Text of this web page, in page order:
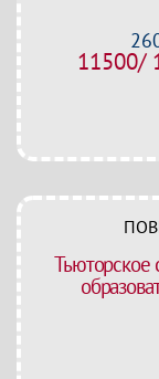
11500/
Тьюторское